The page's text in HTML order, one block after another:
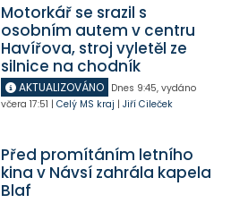
Motorkář se srazil s
osobním autem v centru
Havířova, stroj vyletěl ze
silnice na chodník
AKTUALIZOVÁNO Dnes 9:45, vydáno
včera 17:51 | Celý MS kraj | Jiří Cileček
Před promítáním letního
kina v Návsí zahrála kapela
Blaf